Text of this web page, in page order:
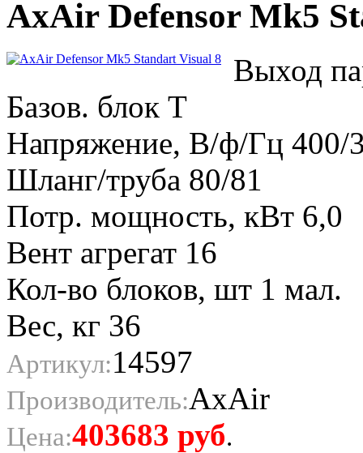
AxAir Defensor Mk5
Выход
Базов. блок T
Напряжение, В/ф/Гц 400/
Шланг/труба 80/81
Потр. мощность, кВт 6,0
Вент агрегат 16
Кол-во блоков, шт 1 мал.
Вес, кг 36
Артикул:14597
Производитель:AxAir
Цена:403683 руб.